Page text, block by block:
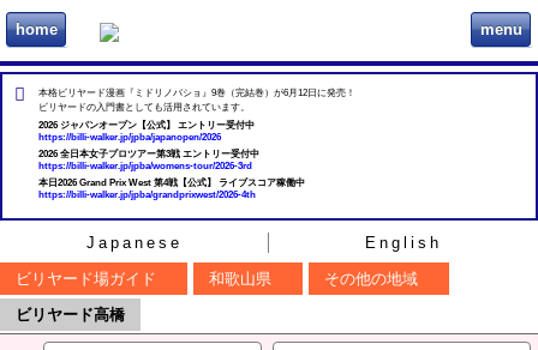
home ビリヲカ menu
本格ビリヤード漫画『ミドリノバショ』9巻（完結巻）が6月12日に発売！
ビリヤードの入門書としても活用されています。
2026 ジャパンオープン【公式】 エントリー受付中
https://billi-walker.jp/jpba/japanopen/2026
2026 全日本女子プロツアー第3戦 エントリー受付中
https://billi-walker.jp/jpba/womens-tour/2026-3rd
本日2026 Grand Prix West 第4戦【公式】 ライブスコア稼働中
https://billi-walker.jp/jpba/grandprixwest/2026-4th
Japanese
English
ビリヤード場ガイド
和歌山県
その他の地域
ビリヤード高橋